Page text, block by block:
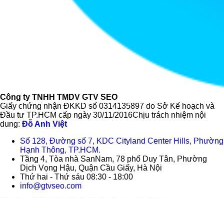
Công ty TNHH TMDV GTV SEO
Giấy chứng nhận ĐKKD số 0314135897 do Sở Kế hoạch và
Đầu tư TP.HCM cấp ngày 30/11/2016Chịu trách nhiệm nội
dung: Đỗ Anh Việt
Số 128, Đường số 7, KDC Cityland Center Hills, Phường
Hạnh Thông, TP.HCM.
Tầng 4, Tòa nhà SanNam, 78 phố Duy Tân, Phường
Dịch Vọng Hậu, Quận Cầu Giấy, Hà Nội
Thứ hai - Thứ sáu 08:30 - 18:00
info@gtvseo.com